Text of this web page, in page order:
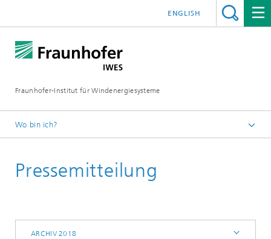
Fraunhofer-Institut für Windenergiesysteme
ENGLISH
Wo bin ich?
Presse | Medien
Pressemitteilung
ARCHIV 2018